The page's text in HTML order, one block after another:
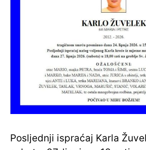
Posljednji ispraćaj Karla